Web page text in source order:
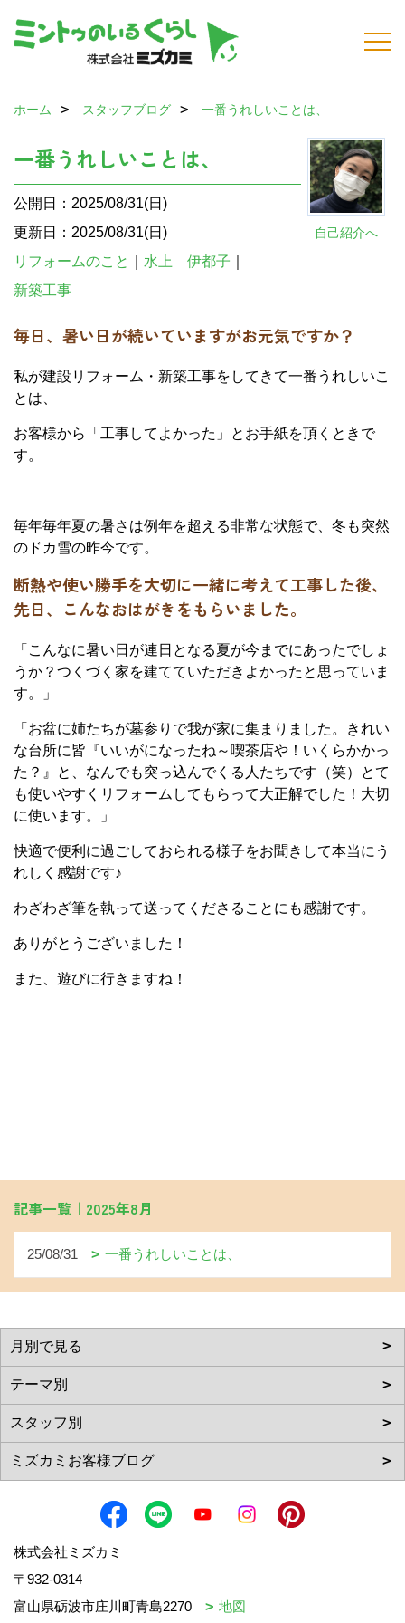
ホーム スタッフブログ 一番うれしいことは、
自己紹介へ
一番うれしいことは、
公開日：2025/08/31(日)
更新日：2025/08/31(日)
リフォームのこと
水上 伊都子
新築工事
毎日、暑い日が続いていますがお元気ですか？
私が建設リフォーム・新築工事をしてきて一番うれしいこ
とは、
お客様から「工事してよかった」とお手紙を頂くときで
す。
毎年毎年夏の暑さは例年を超える非常な状態で、冬も突然
のドカ雪の昨今です。
断熱や使い勝手を大切に一緒に考えて工事した後、
先日、こんなおはがきをもらいました。
「こんなに暑い日が連日となる夏が今までにあったでしょ
うか？つくづく家を建てていただきよかったと思っていま
す。」
「お盆に姉たちが墓参りで我が家に集まりました。きれい
な台所に皆『いいがになったね～喫茶店や！いくらかかっ
た？』と、なんでも突っ込んでくる人たちです（笑）とて
も使いやすくリフォームしてもらって大正解でした！大切
に使います。」
快適で便利に過ごしておられる様子をお聞きして本当にう
れしく感謝です♪
わざわざ筆を執って送ってくださることにも感謝です。
ありがとうございました！
また、遊びに行きますね！
記事一覧｜2025年8月
25/08/31 一番うれしいことは、
株式会社ミズカミ
〒932-0314
富山県砺波市庄川町青島2270
地図